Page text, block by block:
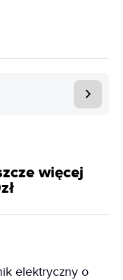
więcej
elektryczny o